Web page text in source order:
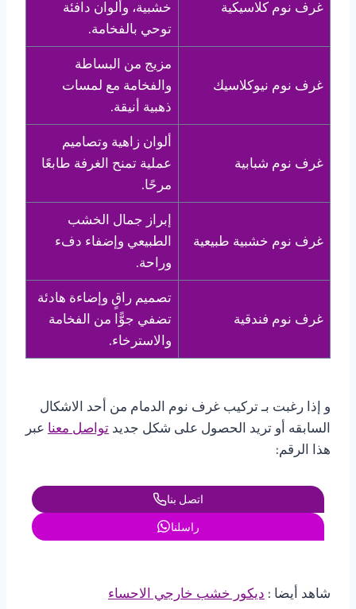
غرف نوم كلاسيكية
خشبية، وألوان دافئة
توحي بالفخامة.
غرف نوم نيوكلاسيك
مزيج من البساطة
والفخامة مع لمسات
ذهبية أنيقة.
غرف نوم شبابية
ألوان زاهية وتصاميم
عملية تمنح الغرفة طابعًا
مرحًا.
غرف نوم خشبية طبيعية
إبراز جمال الخشب
الطبيعي وإضفاء دفء
وراحة.
غرف نوم فندقية
تصميم راقٍ وإضاءة هادئة
تضفي جوًّا من الفخامة
والاسترخاء.
و إذا رغبت بـ تركيب غرف نوم الدمام من أحد الاشكال
السابقه أو تريد الحصول على شكل جديدتواصل معناعبر
هذا الرقم:
اتصل بنا
راسلنا
شاهد أيضا :ديكور خشب خارجي الاحساء